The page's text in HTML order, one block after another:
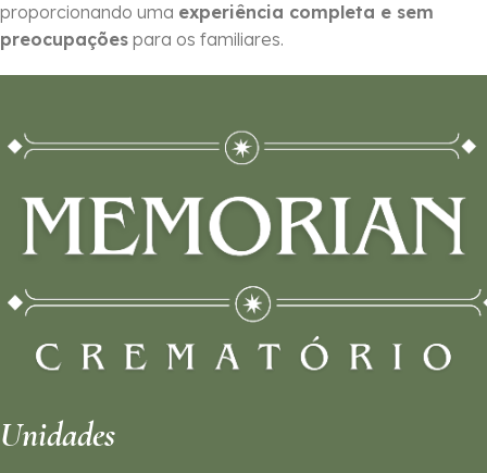
proporcionando uma experiência completa e sem
preocupações para os familiares.
Unidades